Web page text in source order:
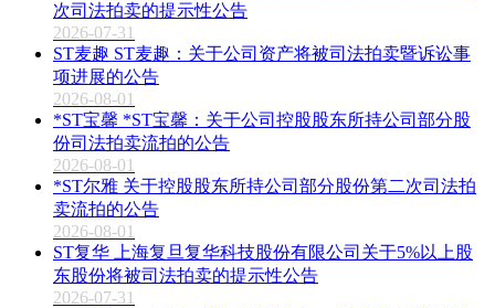
次司法拍卖的提示性公告
2026-07-31
ST麦趣 ST麦趣：关于公司资产将被司法拍卖暨诉讼事
项进展的公告
2026-08-01
*ST宝馨 *ST宝馨：关于公司控股股东所持公司部分股
份司法拍卖流拍的公告
2026-08-01
*ST尔雅 关于控股股东所持公司部分股份第二次司法拍
卖流拍的公告
2026-08-01
ST复华 上海复旦复华科技股份有限公司关于5%以上股
东股份将被司法拍卖的提示性公告
2026-07-31